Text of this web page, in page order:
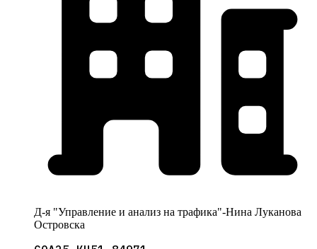
Д-я "Управление и анализ на трафика"-Нина Луканова
Островска